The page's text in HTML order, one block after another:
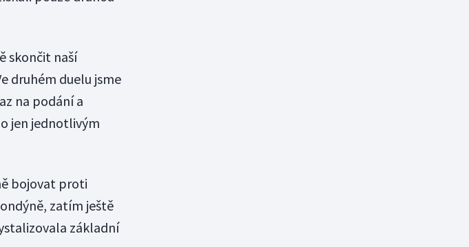
skončit naší
druhém duelu jsme
na podání a
jen jednotlivým
bojovat proti
zatím ještě
základní